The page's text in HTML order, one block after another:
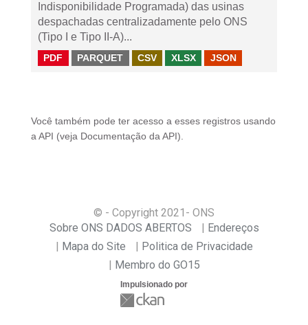
Indisponibilidade Programada) das usinas
despachadas centralizadamente pelo ONS
(Tipo I e Tipo II-A)...
PDF PARQUET CSV XLSX JSON
Você também pode ter acesso a esses registros usando
a API (veja Documentação da API ).
© - Copyright 2021 - ONS
Sobre ONS DADOS ABERTOS
Endereços
Mapa do Site
Politica de Privacidade
Membro do GO15
Impulsionado por